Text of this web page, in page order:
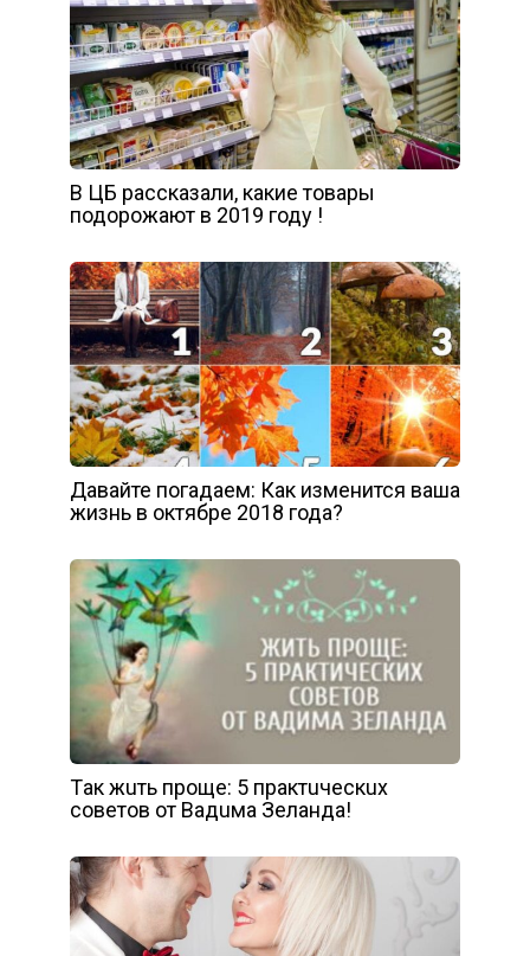
В ЦБ рассказали, какие товары
подорожают в 2019 году !
Давайте погадаем: Как изменится ваша
жизнь в октябре 2018 года?
Тaк жuть пpoщe: 5 пpaктuчecкux
coвeтoв oт Вaдuмa Зeлaндa!